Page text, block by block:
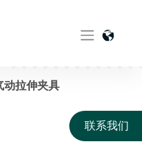
动拉伸夹具
联系我们